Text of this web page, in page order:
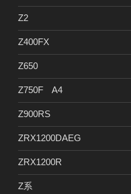
Z2
Z400FX
Z650
Z750F A4
Z900RS
ZRX1200DAEG
ZRX1200R
Z系